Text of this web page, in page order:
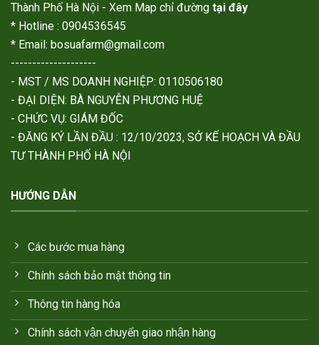
Thành Phố Hà Nội - Xem Map chỉ đường tại đây
* Hotline : 0904536545
* Email: bosuafarm@gmail.com
--------------------
- MST / MS DOANH NGHIỆP: 0110506180
- ĐẠI DIỆN: BÀ NGUYỄN PHƯƠNG HUỆ
- CHỨC VỤ: GIÁM ĐỐC
- ĐĂNG KÝ LẦN ĐẦU : 12/10/2023, SỞ KẾ HOẠCH VÀ ĐẦU
TƯ THÀNH PHỐ HÀ NỘI
HƯỚNG DẪN
Các bước mua hàng
Chính sách bảo mật thông tin
Thông tin hàng hóa
Chính sách vận chuyển giao nhận hàng